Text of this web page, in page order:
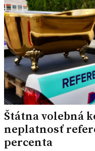
Štátna volebná
neplatnosť
percenta